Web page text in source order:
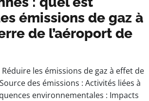
émissions de gaz à
de l’aéroport de
Réduire les émissions de gaz à effet de
des émissions : Activités liées à
environnementales : Impacts